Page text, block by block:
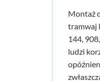
Montaż
tramwaj
144,
ludzi